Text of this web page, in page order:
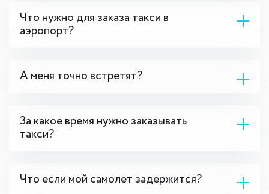
Что нужно для заказа такси в
аэропорт?
А меня точно встретят?
За какое время нужно заказывать
такси?
Что если мой самолет задержится?